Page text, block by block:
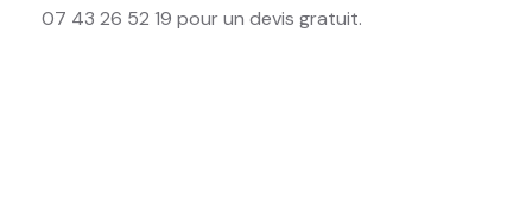
07 43 26 52 19 pour un devis gratuit.